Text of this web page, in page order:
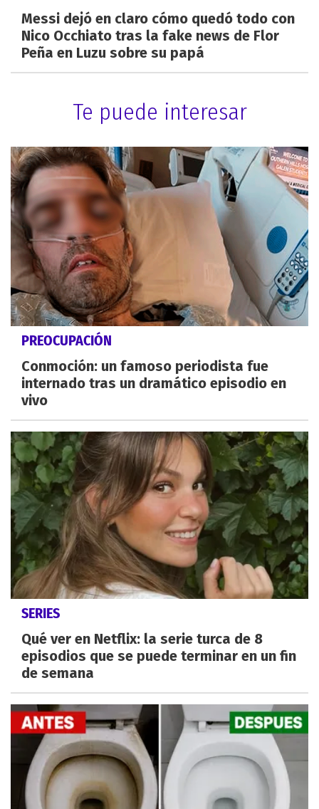
Messi dejó en claro cómo quedó todo con
Nico Occhiato tras la fake news de Flor
Peña en Luzu sobre su papá
Te puede interesar
PREOCUPACIÓN
Conmoción: un famoso periodista fue
internado tras un dramático episodio en
vivo
SERIES
Qué ver en Netflix: la serie turca de 8
episodios que se puede terminar en un fin
de semana